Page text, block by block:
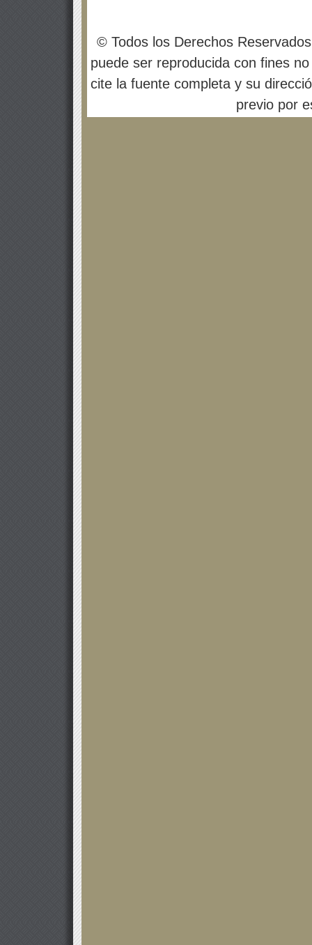
© Todos los Derechos
puede ser reproducida con fines
cite la fuente completa y su
previo por